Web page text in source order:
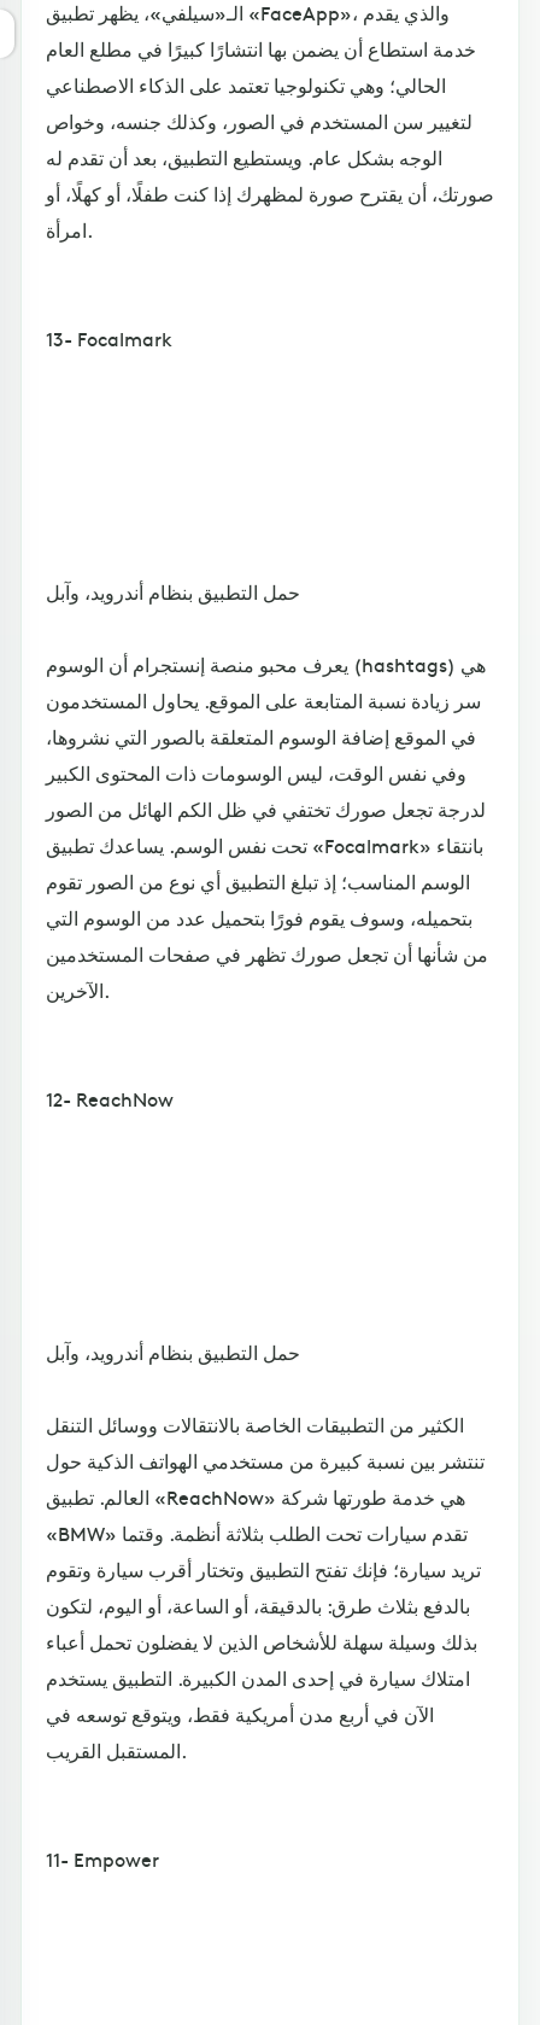
الـ«سيلفي»، يظهر تطبيق «FaceApp»، والذي يقدم
خدمة استطاع أن يضمن بها انتشارًا كبيرًا في مطلع العام
الحالي؛ وهي تكنولوجيا تعتمد على الذكاء الاصطناعي
لتغيير سن المستخدم في الصور، وكذلك جنسه، وخواص
الوجه بشكل عام. ويستطيع التطبيق، بعد أن تقدم له
صورتك، أن يقترح صورة لمظهرك إذا كنت طفلًا، أو كهلًا، أو
امرأة.
13- Focalmark
حمل التطبيق بنظام أندرويد، وآبل
يعرف محبو منصة إنستجرام أن الوسوم (hashtags) هي
سر زيادة نسبة المتابعة على الموقع. يحاول المستخدمون
في الموقع إضافة الوسوم المتعلقة بالصور التي نشروها،
وفي نفس الوقت، ليس الوسومات ذات المحتوى الكبير
لدرجة تجعل صورك تختفي في ظل الكم الهائل من الصور
تحت نفس الوسم. يساعدك تطبيق «Focalmark» بانتقاء
الوسم المناسب؛ إذ تبلغ التطبيق أي نوع من الصور تقوم
بتحميله، وسوف يقوم فورًا بتحميل عدد من الوسوم التي
من شأنها أن تجعل صورك تظهر في صفحات المستخدمين
الآخرين.
12- ReachNow
حمل التطبيق بنظام أندرويد، وآبل
الكثير من التطبيقات الخاصة بالانتقالات ووسائل التنقل
تنتشر بين نسبة كبيرة من مستخدمي الهواتف الذكية حول
العالم. تطبيق «ReachNow» هي خدمة طورتها شركة
«BMW» تقدم سيارات تحت الطلب بثلاثة أنظمة. وقتما
تريد سيارة؛ فإنك تفتح التطبيق وتختار أقرب سيارة وتقوم
بالدفع بثلاث طرق: بالدقيقة، أو الساعة، أو اليوم، لتكون
بذلك وسيلة سهلة للأشخاص الذين لا يفضلون تحمل أعباء
امتلاك سيارة في إحدى المدن الكبيرة. التطبيق يستخدم
الآن في أربع مدن أمريكية فقط، ويتوقع توسعه في
المستقبل القريب.
11- Empower